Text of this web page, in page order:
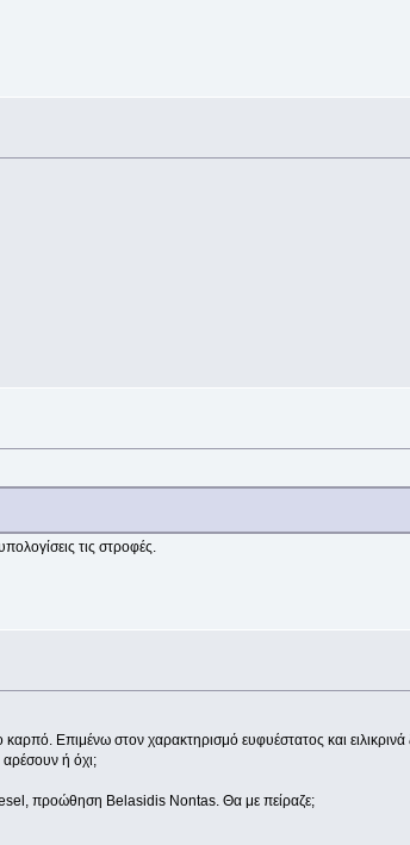
τις στροφές.
Επιμένω στον χαρακτηρισμό ευφυέστατος και ειλικρινά
ή όχι;
προώθηση Belasidis Nontas. Θα με πείραζε;